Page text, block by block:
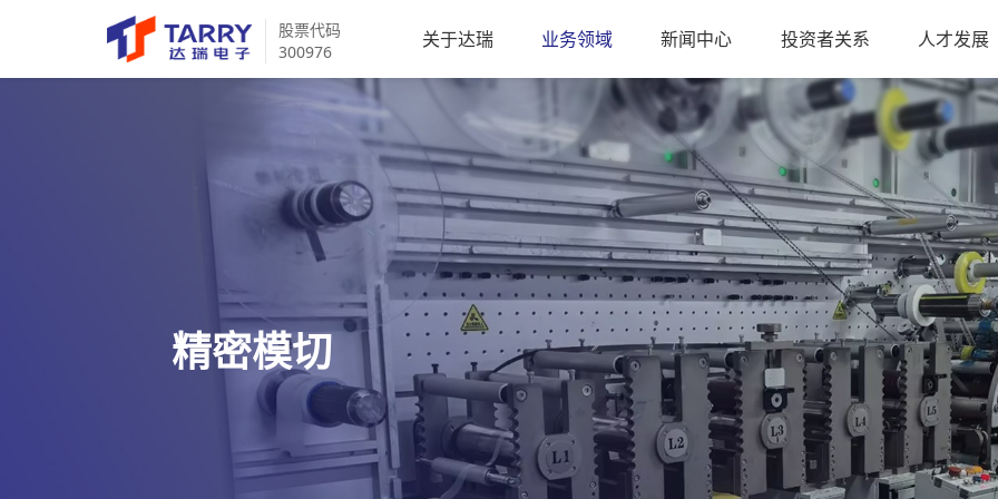
股票代码
300976
关于达瑞 业务领域 新闻中心 投资者关系 人才发展
精密模切